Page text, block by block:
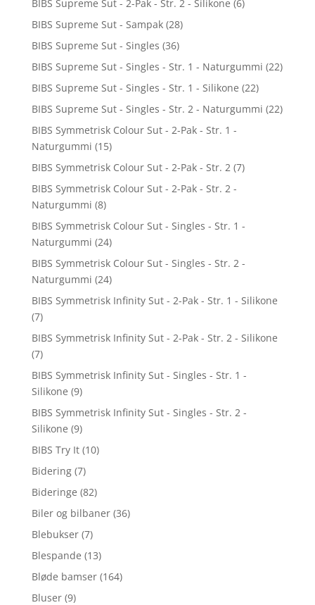
BIBS Supreme Sut - 2-Pak - Str. 2 - Silikone (6)
BIBS Supreme Sut - Sampak (28)
BIBS Supreme Sut - Singles (36)
BIBS Supreme Sut - Singles - Str. 1 - Naturgummi (22)
BIBS Supreme Sut - Singles - Str. 1 - Silikone (22)
BIBS Supreme Sut - Singles - Str. 2 - Naturgummi (22)
BIBS Symmetrisk Colour Sut - 2-Pak - Str. 1 -
Naturgummi (15)
BIBS Symmetrisk Colour Sut - 2-Pak - Str. 2 (7)
BIBS Symmetrisk Colour Sut - 2-Pak - Str. 2 -
Naturgummi (8)
BIBS Symmetrisk Colour Sut - Singles - Str. 1 -
Naturgummi (24)
BIBS Symmetrisk Colour Sut - Singles - Str. 2 -
Naturgummi (24)
BIBS Symmetrisk Infinity Sut - 2-Pak - Str. 1 - Silikone
(7)
BIBS Symmetrisk Infinity Sut - 2-Pak - Str. 2 - Silikone
(7)
BIBS Symmetrisk Infinity Sut - Singles - Str. 1 -
Silikone (9)
BIBS Symmetrisk Infinity Sut - Singles - Str. 2 -
Silikone (9)
BIBS Try It (10)
Bidering (7)
Bideringe (82)
Biler og bilbaner (36)
Blebukser (7)
Blespande (13)
Bløde bamser (164)
Bluser (9)